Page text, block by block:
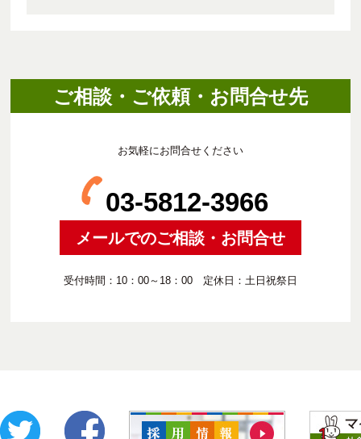
ご相談・ご依頼・お問合せ先
お気軽にお問合せください
03-5812-3966
メールでのご相談・お問合せ
受付時間：10：00～18：00 定休日：土日祝祭日